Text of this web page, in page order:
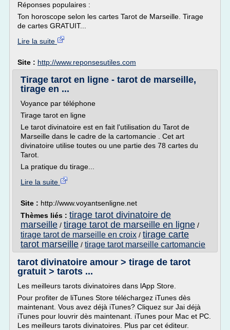
Réponses populaires :
Ton horoscope selon les cartes Tarot de Marseille. Tirage
de cartes GRATUIT...
Lire la suite
Site : http://www.reponsesutiles.com
Tirage tarot en ligne - tarot de marseille,
tirage en ...
Voyance par téléphone
Tirage tarot en ligne
Le tarot divinatoire est en fait l'utilisation du Tarot de
Marseille dans le cadre de la cartomancie . Cet art
divinatoire utilise toutes ou une partie des 78 cartes du
Tarot.
La pratique du tirage...
Lire la suite
Site : http://www.voyantsenligne.net
Thèmes liés : tirage tarot divinatoire de
marseille / tirage tarot de marseille en ligne /
tirage tarot de marseille en croix / tirage carte
tarot marseille / tirage tarot marseille cartomancie
tarot divinatoire amour > tirage de tarot
gratuit > tarots ...
Les meilleurs tarots divinatoires dans lApp Store.
Pour profiter de liTunes Store téléchargez iTunes dès
maintenant. Vous avez déjà iTunes? Cliquez sur Jai déjà
iTunes pour louvrir dès maintenant. iTunes pour Mac et PC.
Les meilleurs tarots divinatoires. Plus par cet éditeur.